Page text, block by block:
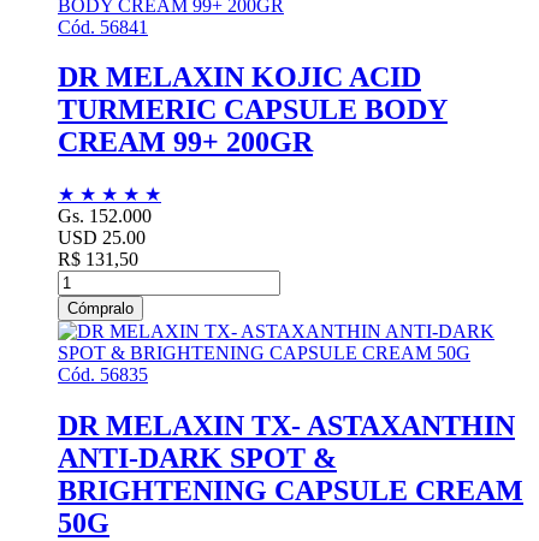
Cód. 56841
DR MELAXIN KOJIC ACID
TURMERIC CAPSULE BODY
CREAM 99+ 200GR
★ ★ ★ ★ ★
Gs. 152.000
USD 25.00
R$ 131,50
Cómpralo
Cód. 56835
DR MELAXIN TX- ASTAXANTHIN
ANTI-DARK SPOT &
BRIGHTENING CAPSULE CREAM
50G